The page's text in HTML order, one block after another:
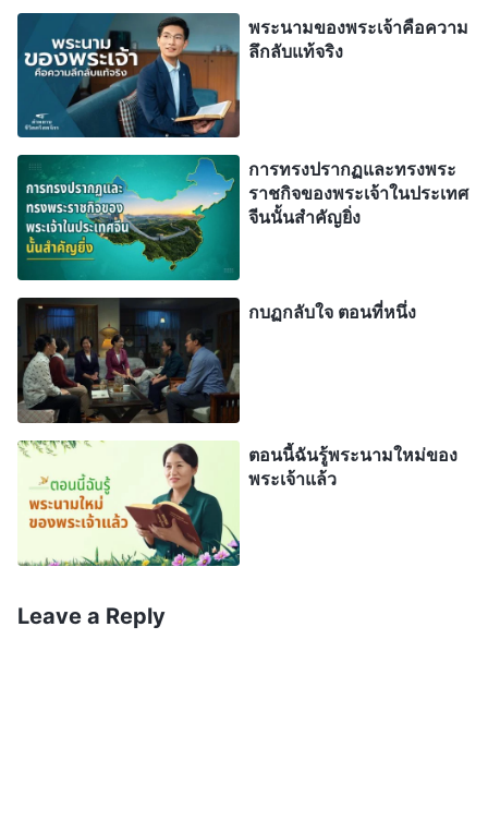
ก็เลยชวนพี่น้องหญิงคู่นั้นมาที่บ้านเพื่อฟังการ
สามัคคีธรรมให้มากยิ่งขึ้น เย็นวันหนึ่ง พี่สาวคนหนึ่ง
กล่าวถึงพระวจนะของพระเจ้าที่ว่า “
ดังกังวาน—การเผยพระวจนะว่าข่าวประเสริฐแห่งราช
อาณาจักรจะเผยแผ่ไปทั่วทั้งจักรวาล” เธอให้คำพยาน
ว่าองค์พระเยซูเจ้าทรงกลับมาแล้วในฐานะพระเจ้า
ผู้ทรงมหิทธิฤทธิ์พระคริสต์แห่งยุคสุดท้าย โดยเฉพาะ
ตอนที่ฉันได้ยินพระวจนะของพระเจ้าพูดถึง “
นั้นส่องแสงวาบจากทิศตะวันออกตลอดทางไปจนถึงทิศ
ตะวันตก” ฉันก็ตระหนักได้ว่านี่คือฟ้าแลบจากทิศตะวัน
ออก ฉันทั้งรู้สึกตกใจและผิดหวัง มันจะเป็นแบบนั้นไป
ได้ยังไง ฉันไม่ได้ฟังการเทศนาธรรมที่ให้ความรู้แจ้ง
แบบนี้มาหลายปีแล้ว ฉันรู้สึกปีติมาตลอด คิดว่าฉันพบ
กับพระราชกิจแห่งพระวิญญาณบริสุทธิ์ และในที่สุด
ก็ได้รับน้ำแห่งการค้ำจุนในการใช้ชีวิตแล้ว แต่มัน
กลายเป็นฟ้าแลบจากทิศตะวันออกไปซะได้! ในพระ
พระวิญญาณของพระองค์และทรงพาเราตรงขึ้นสู่
พระนามของพระเจ้าคือความ
ลึกลับแท้จริง
การทรงปรากฏและทรงพระ
ราชกิจของพระเจ้าในประเทศ
จีนนั้นสำคัญยิ่ง
กบฏกลับใจ ตอนที่หนึ่ง
ตอนนี้ฉันรู้พระนามใหม่ของ
พระเจ้าแล้ว
Leave a Reply